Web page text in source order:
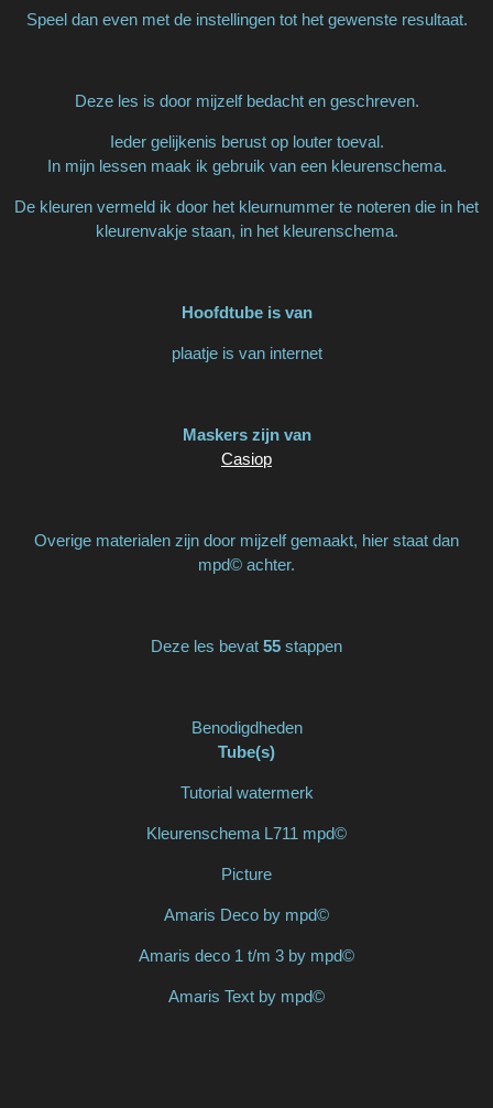
Speel dan even met de instellingen tot het gewenste resultaat.
Deze les is door mijzelf bedacht en geschreven.
Ieder gelijkenis berust op louter toeval.
In mijn lessen maak ik gebruik van een kleurenschema.
De kleuren vermeld ik door het kleurnummer te noteren die in het
kleurenvakje staan, in het kleurenschema.
Hoofdtube is van
plaatje is van internet
Maskers zijn van
Casiop
Overige materialen zijn door mijzelf gemaakt, hier staat dan
mpd© achter.
Deze les bevat 55 stappen
Benodigdheden
Tube(s)
Tutorial watermerk
Kleurenschema L711 mpd©
Picture
Amaris Deco by mpd©
Amaris deco 1 t/m 3 by mpd©
Amaris Text by mpd©